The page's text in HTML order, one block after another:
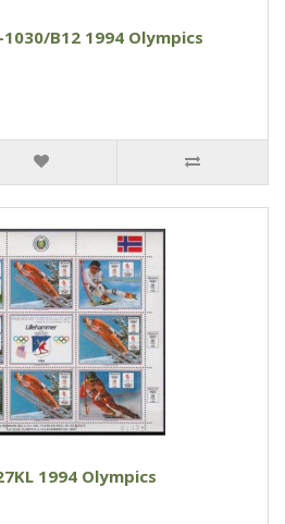
B12 1994 Olympics
1994 Olympics